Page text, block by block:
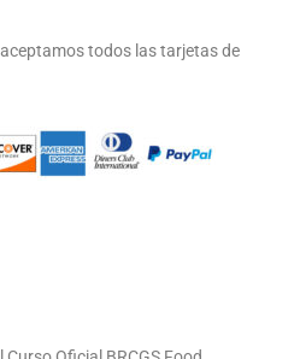
todos las tarjetas de